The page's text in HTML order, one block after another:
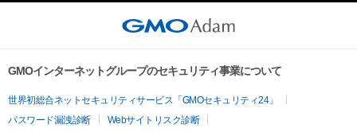
GMOインターネットグループのセキュリティ事業について
世界初総合ネットセキュリティサービス「GMOセキュリティ24」
パスワード漏洩診断
Webサイトリスク診断